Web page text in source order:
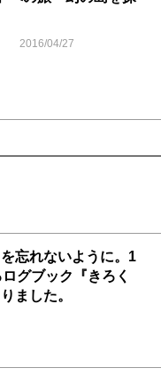
2016/04/27
忘れないように。1
グブック『きろく
ました。